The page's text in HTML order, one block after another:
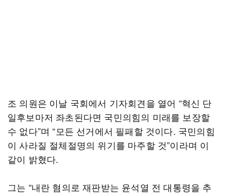
조 의원은 이날 국회에서 기자회견을 열어 “혁신 단
일후보마저 좌초된다면 국민의힘의 미래를 보장할
수 없다”며 “모든 선거에서 필패할 것이다. 국민의힘
이 사라질 절체절명의 위기를 마주할 것”이라며 이
같이 밝혔다.
그는 “내란 혐의로 재판받는 윤석열 전 대통령을 추